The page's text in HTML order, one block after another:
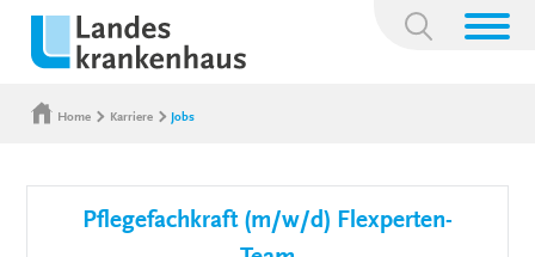
Suchbegriff:
Home Karriere Jobs
Pflegefachkraft (m/w/d) Flexperten-